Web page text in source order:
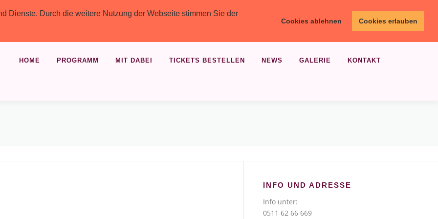
Dienste. Durch die weitere Nutzung der Webseite stimmen Sie der
Cookies ablehnen Cookies erlauben
HOME PROGRAMM MIT DABEI TICKETS BESTELLEN NEWS GALERIE KONTAKT
INFO UND ADRESSE
Info unter:
0511 62 66 669